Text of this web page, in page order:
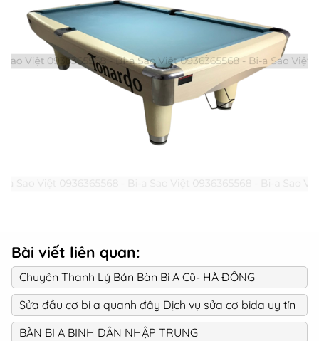
Bài viết liên quan:
Chuyên Thanh Lý Bán Bàn Bi A Cũ- HÀ ĐÔNG
Sửa đầu cơ bi a quanh đây Dịch vụ sửa cơ bida uy tín
BÀN BI A BINH DÂN NHẬP TRUNG